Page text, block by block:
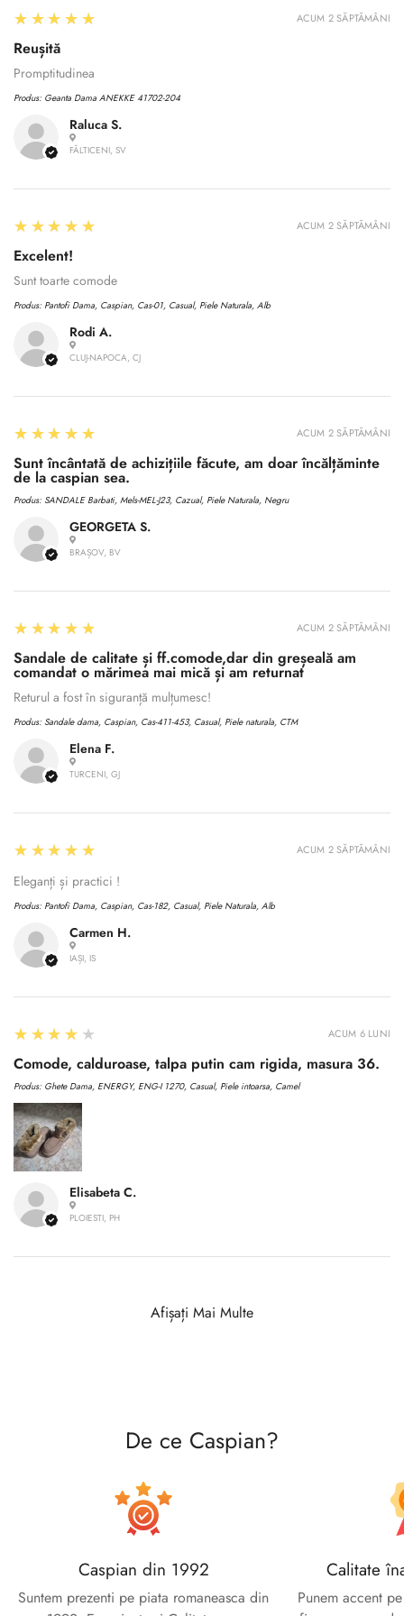
Raluca S.
FĂLTICENI, SV
5
★★★★★
Reușită
Promptitudinea
Produs: Geanta Dama ANEKKE 41702-204
ACUM 2 SĂPTĂMÂNI
Rodi A.
CLUJ-NAPOCA, CJ
5
★★★★★
Excelent!
Sunt toarte comode
Produs: Pantofi Dama, Caspian, Cas-01, Casual, Piele Naturala, Alb
ACUM 2 SĂPTĂMÂNI
GEORGETA S.
BRAȘOV, BV
5
★★★★★
Sunt încântată de achizițiile făcute, am doar încălțăminte
de la caspian sea.
Produs: SANDALE Barbati, Mels-MEL-J23, Cazual, Piele Naturala, Negru
ACUM 2 SĂPTĂMÂNI
Elena F.
TURCENI, GJ
5
★★★★★
Sandale de calitate și ff.comode,dar din greșeală am
comandat o mărimea mai mică și am returnat
Returul a fost în siguranță mulțumesc!
Produs: Sandale dama, Caspian, Cas-411-453, Casual, Piele naturala, CTM
ACUM 2 SĂPTĂMÂNI
Carmen H.
IAȘI, IS
5
★★★★★
Eleganți și practici !
Produs: Pantofi Dama, Caspian, Cas-182, Casual, Piele Naturala, Alb
ACUM 2 SĂPTĂMÂNI
Elisabeta C.
PLOIESTI, PH
4
★★★★★
Comode, calduroase, talpa putin cam rigida, masura 36.
Produs: Ghete Dama, ENERGY, ENG-I 1270, Casual, Piele intoarsa, Camel
ACUM 6 LUNI
Afișați Mai Multe
De ce Caspian?
Caspian din 1992
Suntem prezenti pe piata romaneasca din
Calitate
Punem accent
Are you 18 years old or older?